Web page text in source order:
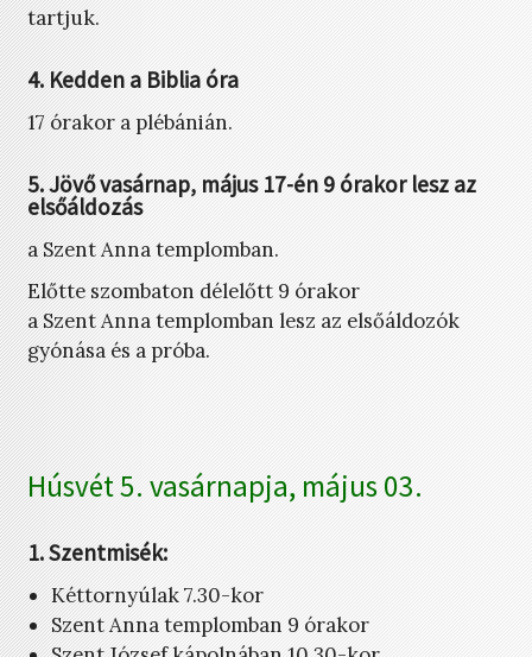
tartjuk.
4. Kedden a Biblia óra
17 órakor a plébánián.
5. Jövő vasárnap, május 17-én 9 órakor lesz az
elsőáldozás
a Szent Anna templomban.
Előtte szombaton délelőtt 9 órakor
a Szent Anna templomban lesz az elsőáldozók
gyónása és a próba.
Húsvét 5. vasárnapja, május 03.
1. Szentmisék:
Kéttornyúlak 7.30-kor
Szent Anna templomban 9 órakor